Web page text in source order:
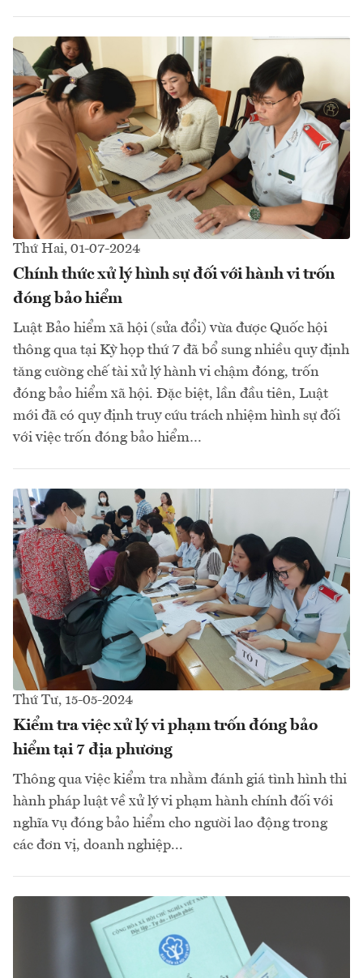
Thứ Hai, 01-07-2024
Chính thức xử lý hình sự đối với hành vi trốn
đóng bảo hiểm
Luật Bảo hiểm xã hội (sửa đổi) vừa được Quốc hội
thông qua tại Kỳ họp thứ 7 đã bổ sung nhiều quy định
tăng cường chế tài xử lý hành vi chậm đóng, trốn
đóng bảo hiểm xã hội. Đặc biệt, lần đầu tiên, Luật
mới đã có quy định truy cứu trách nhiệm hình sự đối
với việc trốn đóng bảo hiểm…
Thứ Tư, 15-05-2024
Kiểm tra việc xử lý vi phạm trốn đóng bảo
hiểm tại 7 địa phương
Thông qua việc kiểm tra nhằm đánh giá tình hình thi
hành pháp luật về xử lý vi phạm hành chính đối với
nghĩa vụ đóng bảo hiểm cho người lao động trong
các đơn vị, doanh nghiệp...